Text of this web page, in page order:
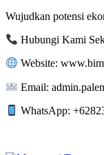
Wujudkan potensi
Hubungi Kami
Website:
Email:
WhatsApp: